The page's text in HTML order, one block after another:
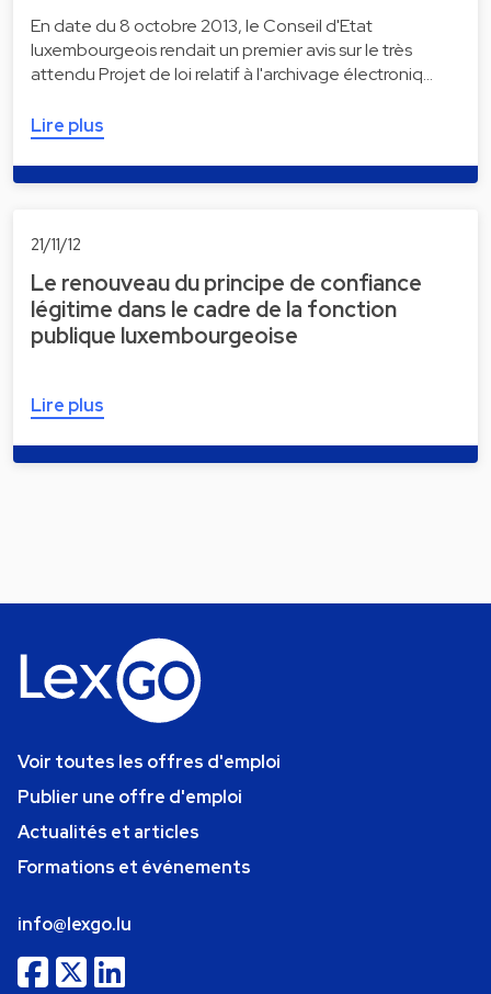
En date du 8 octobre 2013, le Conseil d'Etat
luxembourgeois rendait un premier avis sur le très
attendu Projet de loi relatif à l'archivage électroniq…
Lire plus
21/11/12
Le renouveau du principe de confiance
légitime dans le cadre de la fonction
publique luxembourgeoise
Lire plus
Voir toutes les offres d'emploi
Publier une offre d'emploi
Actualités et articles
Formations et événements
info@lexgo.lu